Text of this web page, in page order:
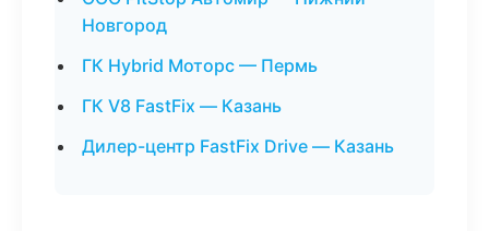
Новгород
ГК Hybrid Моторс — Пермь
ГК V8 FastFix — Казань
Дилер-центр FastFix Drive — Казань